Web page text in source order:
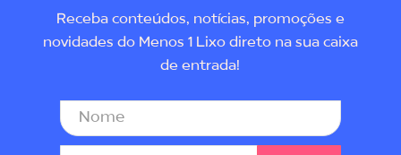
Receba conteúdos, notícias, promoções e
novidades do Menos 1 Lixo direto na sua caixa
de entrada!